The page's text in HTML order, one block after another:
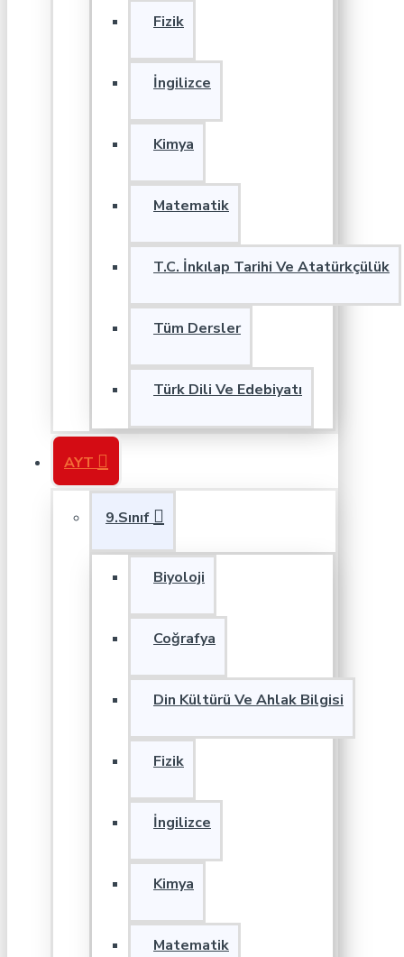
Fizik
İngilizce
Kimya
Matematik
T.C. İnkılap Tarihi Ve Atatürkçülük
Tüm Dersler
Türk Dili Ve Edebiyatı
AYT
9.Sınıf
Biyoloji
Coğrafya
Din Kültürü Ve Ahlak Bilgisi
Fizik
İngilizce
Kimya
Matematik